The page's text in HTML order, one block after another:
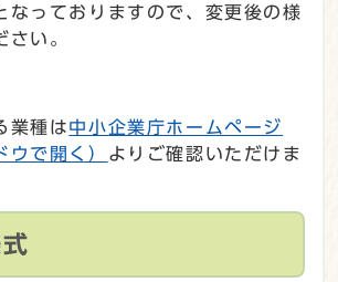
なっておりますので、変更後の様
さい。​
業種は中小企業庁ホームページ
ウで開く） よりご確認いただけま